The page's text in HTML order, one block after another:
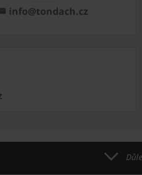
info@tondach.cz